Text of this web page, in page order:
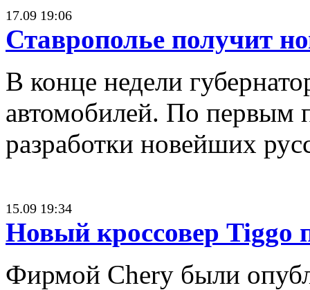
17.09 19:06
Ставрополье получит
В конце недели
автомобилей. По первым
разработки новейших
15.09 19:34
Новый кроссовер Tiggo
Фирмой Chery были